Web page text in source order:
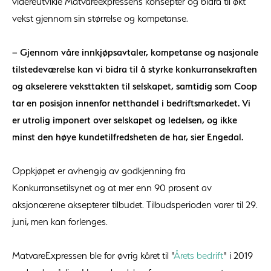
vekst gjennom sin størrelse og kompetanse.
– Gjennom våre innkjøpsavtaler, kompetanse og nasjonale
tilstedeværelse kan vi bidra til å styrke konkurransekraften
og akselerere veksttakten til selskapet, samtidig som Coop
tar en posisjon innenfor netthandel i bedriftsmarkedet. Vi
er utrolig imponert over selskapet og ledelsen, og ikke
minst den høye kundetilfredsheten de har, sier Engedal.
Oppkjøpet er avhengig av godkjenning fra
Konkurransetilsynet og at mer enn 90 prosent av
aksjonærene aksepterer tilbudet. Tilbudsperioden varer til 29.
juni, men kan forlenges.
MatvareExpressen ble for øvrig kåret til "Årets bedrift" i 2019